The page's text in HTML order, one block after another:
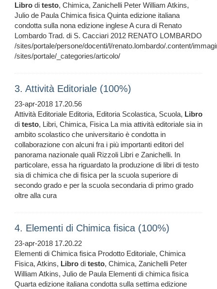
Libro di testo, Chimica, Zanichelli Peter William Atkins,
Julio de Paula Chimica fisica Quinta edizione italiana
condotta sulla nona edizione inglese A cura di Renato
Lombardo Trad. di S. Cacciari 2012 RENATO LOMBARDO
/sites/portale/persone/docenti/l/renato.lombardo/.content/
/sites/portale/_categories/articolo/
3. Attività Editoriale (100%)
23-apr-2018 17.20.56
Attività Editoriale Editoria, Editoria Scolastica, Scuola, Libro
di testo, Libri, Chimica, Fisica La mia attività editoriale sia in
ambito scolastico che universitario è condotta in
collaborazione con alcuni fra i più importanti editori del
panorama nazionale quali Rizzoli Libri e Zanichelli. In
particolare, essa ha riguardato la produzione di libri di testo
sia di chimica che di fisica per la scuola superiore di
secondo grado e per la scuola secondaria di primo grado
oltre alla cura
4. Elementi di Chimica fisica (100%)
23-apr-2018 17.20.22
Elementi di Chimica fisica Prodotto Editoriale, Chimica
Fisica, Atkins, Libro di testo, Chimica, Zanichelli Peter
William Atkins, Julio de Paula Elementi di chimica fisica
Quarta edizione italiana condotta sulla settima edizione